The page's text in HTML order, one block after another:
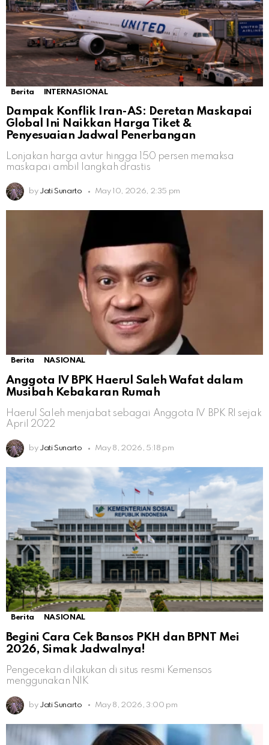
Berita INTERNASIONAL
Dampak Konflik Iran-AS: Deretan Maskapai
Global Ini Naikkan Harga Tiket &
Penyesuaian Jadwal Penerbangan
Lonjakan harga avtur hingga 150 persen memaksa
maskapai ambil langkah drastis
by Jati Sunarto May 10, 2026, 2:35 pm
Berita NASIONAL
Anggota IV BPK Haerul Saleh Wafat dalam
Musibah Kebakaran Rumah
Haerul Saleh menjabat sebagai Anggota IV BPK RI sejak
April 2022
by Jati Sunarto May 8, 2026, 5:18 pm
Berita NASIONAL
Begini Cara Cek Bansos PKH dan BPNT Mei
2026, Simak Jadwalnya!
Pengecekan dilakukan di situs resmi Kemensos
menggunakan NIK
by Jati Sunarto May 8, 2026, 3:00 pm